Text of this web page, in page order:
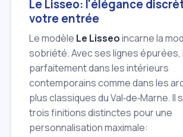
Le Lisseo: l'élégance
votre entrée
Le modèle Le Lisseoincarne la
sobriété. Avec ses lignes épurées,
parfaitement dans les intérieurs
contemporains comme dans les
plus classiques du Val‑de‑Marne. Il
trois finitions distinctes pour une
personnalisation maximale: